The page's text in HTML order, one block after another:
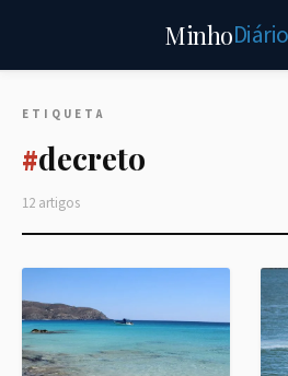
MinhoDiário
ETIQUETA
#decreto
12 artigos